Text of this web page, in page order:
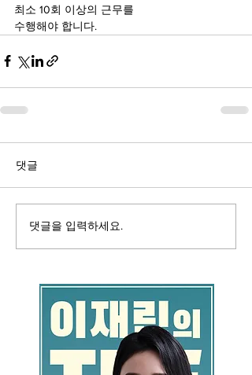
최소 10회 이상의 근무를
수행해야 합니다.
댓글
댓글을 입력하세요.